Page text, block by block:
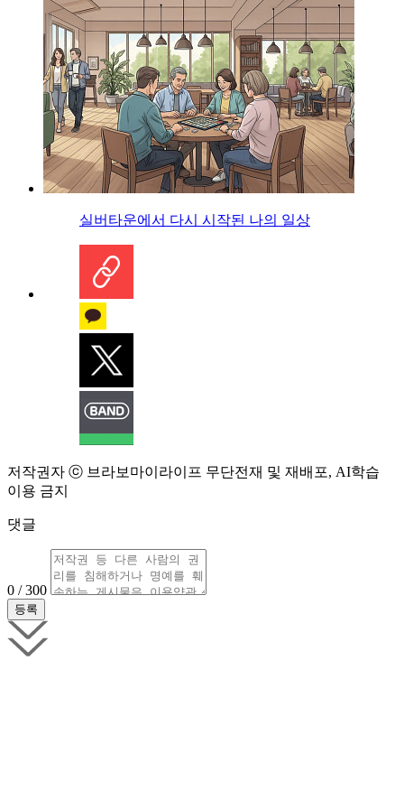
실버타운에서 다시 시작된 나의 일상
저작권자 ⓒ 브라보마이라이프 무단전재 및 재배포, AI학습
이용 금지
댓글
0 / 300